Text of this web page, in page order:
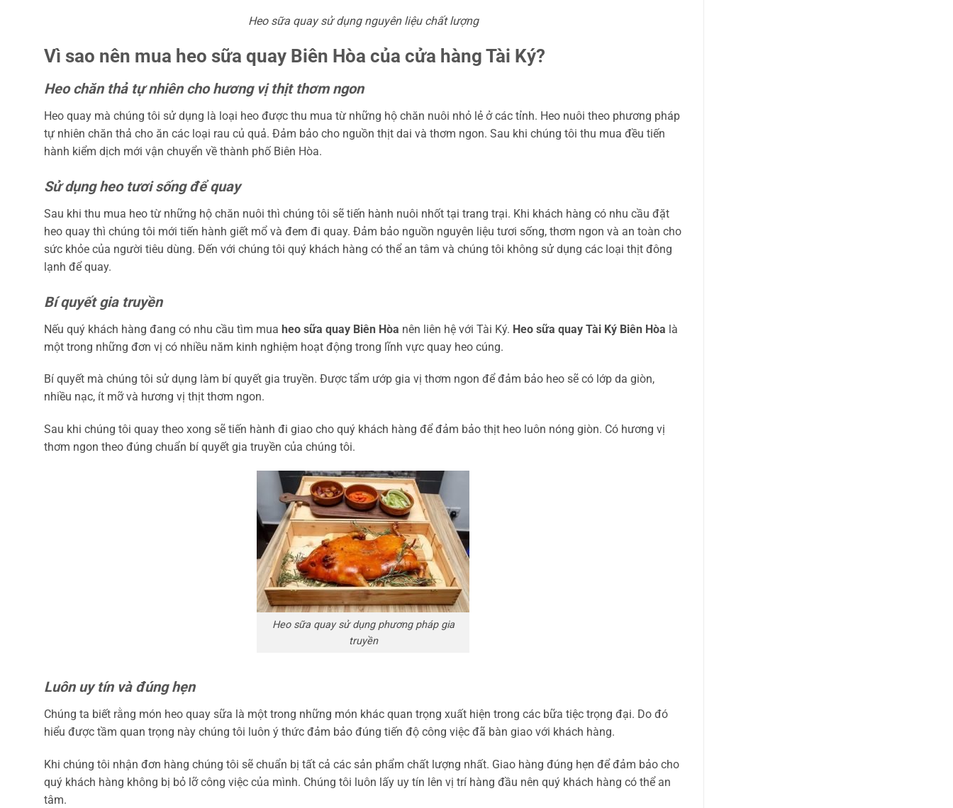
Heo sữa quay sử dụng nguyên liệu chất lượng
Vì sao nên mua heo sữa quay Biên Hòa của cửa hàng Tài Ký?
Heo chăn thả tự nhiên cho hương vị thịt thơm ngon
Heo quay mà chúng tôi sử dụng là loại heo được thu mua từ những hộ chăn nuôi nhỏ lẻ ở các tỉnh. Heo nuôi theo phương pháp
tự nhiên chăn thả cho ăn các loại rau củ quả. Đảm bảo cho nguồn thịt dai và thơm ngon. Sau khi chúng tôi thu mua đều tiến
hành kiểm dịch mới vận chuyển về thành phố Biên Hòa.
Sử dụng heo tươi sống để quay
Sau khi thu mua heo từ những hộ chăn nuôi thì chúng tôi sẽ tiến hành nuôi nhốt tại trang trại. Khi khách hàng có nhu cầu đặt
heo quay thì chúng tôi mới tiến hành giết mổ và đem đi quay. Đảm bảo nguồn nguyên liệu tươi sống, thơm ngon và an toàn cho
sức khỏe của người tiêu dùng. Đến với chúng tôi quý khách hàng có thể an tâm và chúng tôi không sử dụng các loại thịt đông
lạnh để quay.
Bí quyết gia truyền
Nếu quý khách hàng đang có nhu cầu tìm mua heo sữa quay Biên Hòa nên liên hệ với Tài Ký. Heo sữa quay Tài Ký Biên Hòa là
một trong những đơn vị có nhiều năm kinh nghiệm hoạt động trong lĩnh vực quay heo cúng.
Bí quyết mà chúng tôi sử dụng làm bí quyết gia truyền. Được tẩm ướp gia vị thơm ngon để đảm bảo heo sẽ có lớp da giòn,
nhiều nạc, ít mỡ và hương vị thịt thơm ngon.
Sau khi chúng tôi quay theo xong sẽ tiến hành đi giao cho quý khách hàng để đảm bảo thịt heo luôn nóng giòn. Có hương vị
thơm ngon theo đúng chuẩn bí quyết gia truyền của chúng tôi.
Heo sữa quay sử dụng phương pháp gia
truyền
Luôn uy tín và đúng hẹn
Chúng ta biết rằng món heo quay sữa là một trong những món khác quan trọng xuất hiện trong các bữa tiệc trọng đại. Do đó
hiểu được tầm quan trọng này chúng tôi luôn ý thức đảm bảo đúng tiến độ công việc đã bàn giao với khách hàng.
Khi chúng tôi nhận đơn hàng chúng tôi sẽ chuẩn bị tất cả các sản phẩm chất lượng nhất. Giao hàng đúng hẹn để đảm bảo cho
quý khách hàng không bị bỏ lỡ công việc của mình. Chúng tôi luôn lấy uy tín lên vị trí hàng đầu nên quý khách hàng có thể an
tâm.